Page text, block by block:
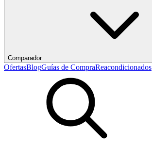
Comparador
OfertasBlogGuías de CompraReacondicionados